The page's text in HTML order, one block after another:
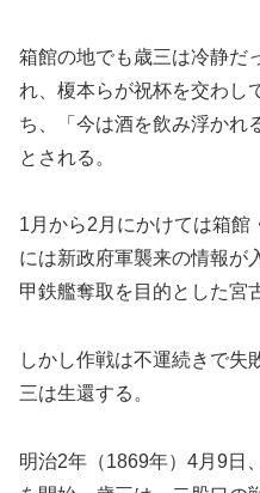
箱館の地でも歳三は冷静だ
れ、榎本らが祝杯を交わし
ち、「今は酒を飲み浮かれ
とされる。
1月から2月にかけては箱館
には新政府軍襲来の情報が
甲鉄艦奪取を目的とした宮
しかし作戦は不運続きで失
三は生還する。
明治2年（1869年）4月9日